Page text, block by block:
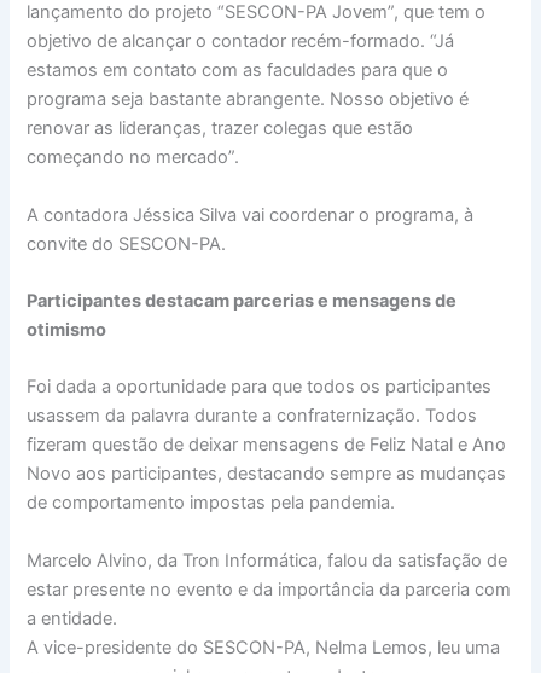
lançamento do projeto “SESCON-PA Jovem”, que tem o
objetivo de alcançar o contador recém-formado. “Já
estamos em contato com as faculdades para que o
programa seja bastante abrangente. Nosso objetivo é
renovar as lideranças, trazer colegas que estão
começando no mercado”.
A contadora Jéssica Silva vai coordenar o programa, à
convite do SESCON-PA.
Participantes destacam parcerias e mensagens de
otimismo
Foi dada a oportunidade para que todos os participantes
usassem da palavra durante a confraternização. Todos
fizeram questão de deixar mensagens de Feliz Natal e Ano
Novo aos participantes, destacando sempre as mudanças
de comportamento impostas pela pandemia.
Marcelo Alvino, da Tron Informática, falou da satisfação de
estar presente no evento e da importância da parceria com
a entidade.
A vice-presidente do SESCON-PA, Nelma Lemos, leu uma